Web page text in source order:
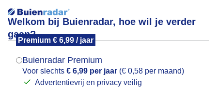
Welkom bij Buienradar, hoe wil je verder
gaan?
Premium € 6,99 / jaar
Buienradar Premium
Voor slechts € 6,99 per jaar (€ 0,58 per maand)
Advertentievrij en privacy veilig
Bewolkt en miezerig
Mogen we je locatie gebruiken voor het